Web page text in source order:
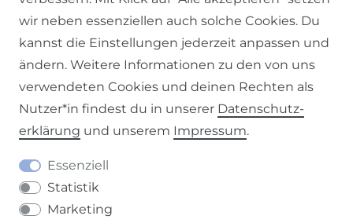
Impressum Daten­schutz­erklärung AGB
Barrierefreiheitserklärung Widerrufs­recht
VERTRAG WIDERRUFEN
wir neben essenziellen auch solche Cookies. Du
kannst die Einstellungen jederzeit anpassen und
ändern. Weitere Informationen zu den von uns
verwendeten Cookies und deinen Rechten als
Nutzer*in findest du in unserer Daten­schutz­
erklärung und unserem Impressum.
Essenziell
Statistik
Marketing